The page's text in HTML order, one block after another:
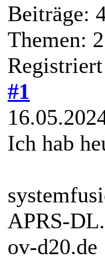
Beiträge:
Themen:
#1
Ich hab
APRS-
ov-d20.de